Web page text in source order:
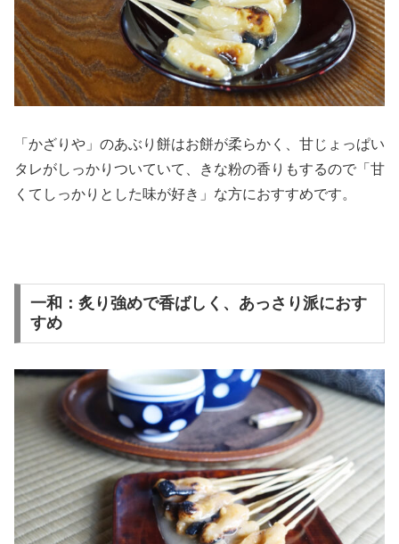
「かざりや」のあぶり餅はお餅が柔らかく、甘じょっぱい
タレがしっかりついていて、きな粉の香りもするので「甘
くてしっかりとした味が好き」な方におすすめです。
一和：炙り強めで香ばしく、あっさり派におす
すめ